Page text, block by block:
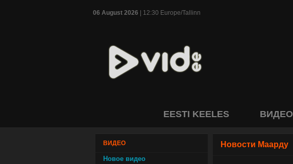
06 August 2026 | 12:30 Europe/Tallinn
EESTI KEELES ВИДЕО
ВИДЕО
Новое видео
Новости Маарду